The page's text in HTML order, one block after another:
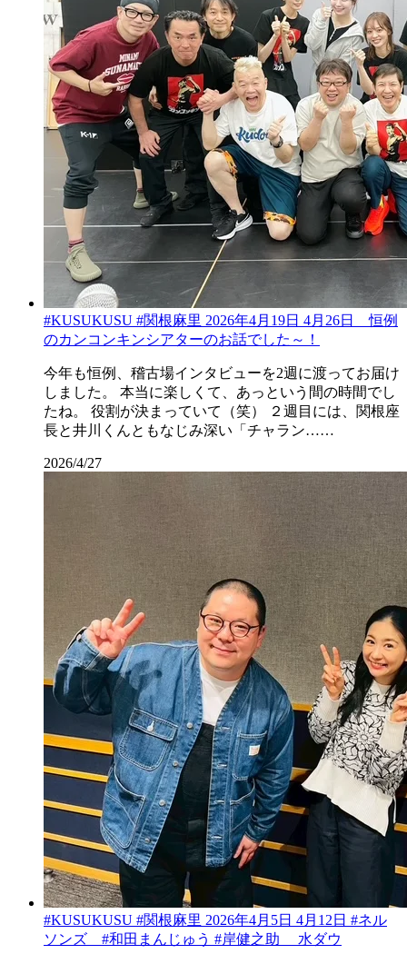
#KUSUKUSU #関根麻里 2026年4月19日 4月26日 恒例
のカンコンキンシアターのお話でした～！
今年も恒例、稽古場インタビューを2週に渡ってお届け
しました。 本当に楽しくて、あっという間の時間でし
たね。 役割が決まっていて（笑） ２週目には、関根座
長と井川くんともなじみ深い「チャラン……
2026/4/27
#KUSUKUSU #関根麻里 2026年4月5日 4月12日 #ネル
ソンズ #和田まんじゅう #岸健之助 水ダウ